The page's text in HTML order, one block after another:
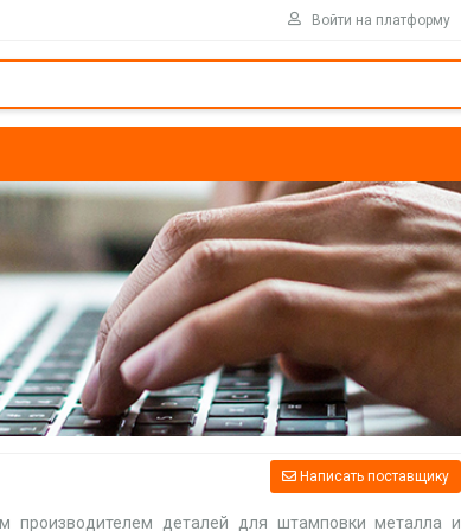
Войти на платформу
Написать поставщику
производителем деталей для штамповки металла и